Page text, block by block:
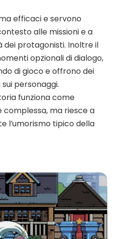
efficaci e servono
alle missioni e a
protagonisti. Inoltre il
opzionali di dialogo,
di gioco e offrono dei
personaggi.
funziona come
complessa, ma riesce a
tipico della